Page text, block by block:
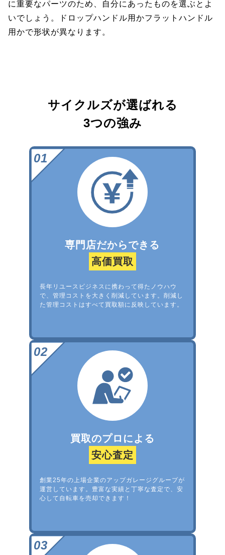
に重要なパーツのため、自分にあったものを選ぶとよ
いでしょう。ドロップハンドル用かフラットハンドル
用かで形状が異なります。
サイクルズが選ばれる
3つの強み
専門店だからできる
高価買取
長年リユースビジネスに携わって得たノウハウ
で、管理コストを大きく削減しています。削減し
た管理コストはすべて買取額に反映しています。
買取のプロによる
安心査定
創業25年の上場企業のアップガレージグループが
運営しています。豊富な実績と丁寧な査定で、安
心して自転車を売却できます！